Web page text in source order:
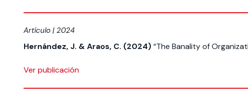
Artículo | 2024
Hernández, J. & Araos, C. (2024)“The Banality of
Ver publicación